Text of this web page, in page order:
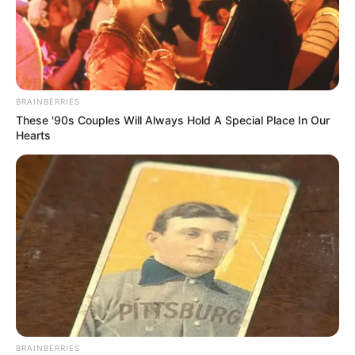
Heuchelberg ist ein ideales Ausflugsziel für Jung
und Alt. Es bietet dem Besucher viele Informationen
über die Natur im Allgemeinen, wie auch speziell
über das Gebiet des Naturparks Stromberg-
Heuchelberg. Dazu gibt es reichlich
Informationsmaterial und viele Ausflugstipps über
die Region. Neben der Multivisionsshow sind es vor
schönen Elemente, wie eine kleine Kletterwand
oder ein Krabbeltunnel, welche das
Naturparkzentrum auszeichnen. Mit seiner Lage
mitten in der Natur und direkt am Stau- und Badesee
"Ehmetsklinge", ist das Naturparkzentrum darüber
hinaus ein super Ausgangspunkt für Wanderungen
in die Natur. So lässt sich z.B. der See auf
wunderschönen Rundwegen umwandern.
Informationen unterwww.naturpark-stromberg-heuc
helberg.de. Eingetragen von Christian Lutz.
BRAINBERRIES
These '90s Couples Will Always Hold A Special Place In Our
Hearts
BRAINBERRIES